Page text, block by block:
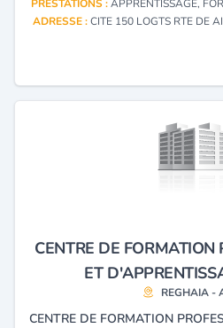
PRESTATIONS :APPRENTISSAGE,
ADRESSE :CITE 150 LOGTS RTE DE
CENTRE DE FORMATION
ET
REGHAIA -